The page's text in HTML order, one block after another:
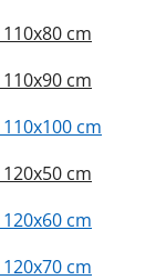
cm
cm
cm
cm
cm
cm